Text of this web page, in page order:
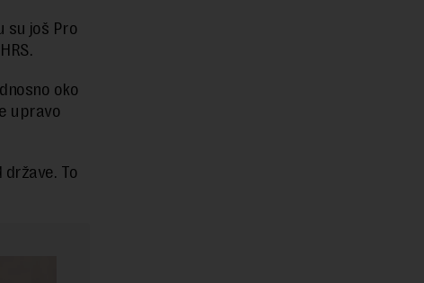
su još Pro
oko
upravo
To